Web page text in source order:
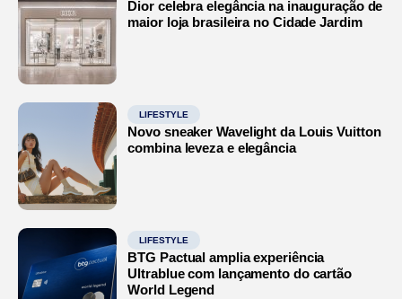
Dior celebra elegância na inauguração de
maior loja brasileira no Cidade Jardim
LIFESTYLE
Novo sneaker Wavelight da Louis Vuitton
combina leveza e elegância
LIFESTYLE
BTG Pactual amplia experiência
Ultrablue com lançamento do cartão
World Legend